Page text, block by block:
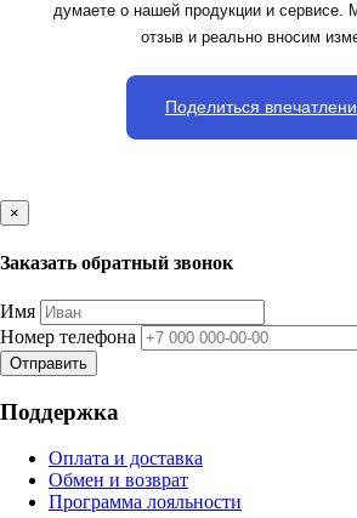
думаете о нашей продукции и сервисе.
отзыв и реально вносим
Поделиться
×
Заказать обратный звонок
Имя
Номер телефона
Отправить
Поддержка
Оплата и доставка
Обмен и возврат
Программа лояльности